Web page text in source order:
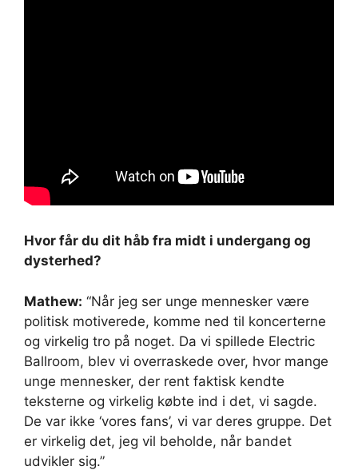
Hvor får du dit håb fra midt i undergang og
dysterhed?
Mathew: “Når jeg ser unge mennesker være
politisk motiverede, komme ned til koncerterne
og virkelig tro på noget. Da vi spillede Electric
Ballroom, blev vi overraskede over, hvor mange
unge mennesker, der rent faktisk kendte
teksterne og virkelig købte ind i det, vi sagde.
De var ikke ‘vores fans’, vi var deres gruppe. Det
er virkelig det, jeg vil beholde, når bandet
udvikler sig.”